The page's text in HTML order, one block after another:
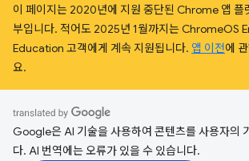
이 페이지는 2020년에 지원 중단된 Chrome 앱 플
부입니다. 적어도 2025년 1월까지는 ChromeOS
Education 고객에게 계속 지원됩니다. 앱 이전에
요.
Google은 AI 기술을 사용하여 콘텐츠를 사용자의
다. AI 번역에는 오류가 있을 수 있습니다.